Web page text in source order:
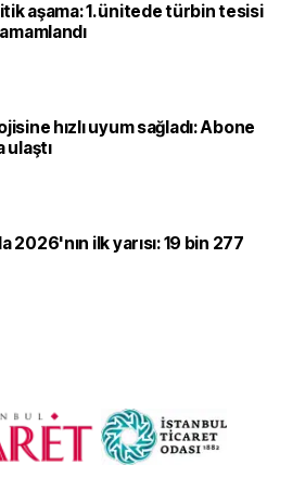
aşama: 1. ünitede türbin tesisi
hızlı uyum sağladı: Abone
ulaştı
2026'nın ilk yarısı: 19 bin 277